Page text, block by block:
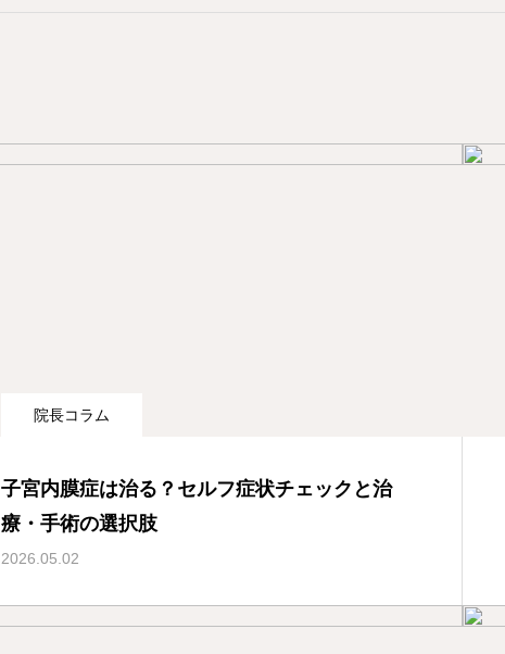
院長コラム
子宮内膜症は治る？セルフ症状チェックと治
療・手術の選択肢
2026.05.02